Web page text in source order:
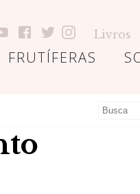
Livros
FRUTÍFERAS